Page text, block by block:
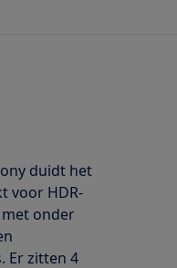
duidt het
voor HDR-
onder
Er zitten 4